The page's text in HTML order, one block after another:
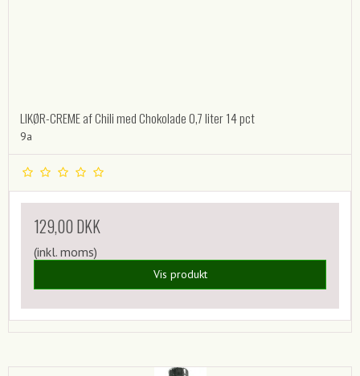
LIKØR-CREME af Chili med Chokolade 0,7 liter 14 pct
9a
129,00 DKK
(inkl. moms)
Vis produkt